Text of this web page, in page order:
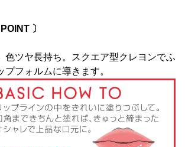
〕
色ツヤ長持ち。スクエア型クレヨンでふ
プフォルムに導きます。